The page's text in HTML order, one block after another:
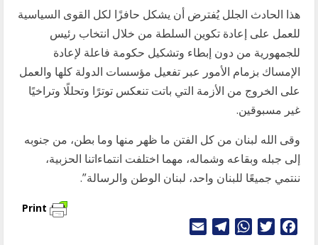
هذا الحادث الجلل يُفترض أن يشكل حافزًا لكل القوى السياسية
للعمل على إعادة تكوين السلطة من خلال انتخاب رئيس
للجمهورية من دون إبطاء وتشكيل حكومة فاعلة لإعادة
الإمساك بزمام الأمور عبر تفعيل مؤسسات الدولة كلها والعمل
على الخروج من الأزمة التي باتت تنعكس توترًا وتحللًا وتراخيًا
غير مسبوقين.
وقى الله لبنان من كل الفتن ما ظهر منها وما بطن، من جنوبه
إلى جبله وبقاعه وشماله، مهما اختلفت انتماءاتنا الحزبية،
ننتمي جميعًا للبنان واحد، لبنان الوطن والرسالة”.
Print
Facebook
Twitter
WhatsApp
Telegram
Email